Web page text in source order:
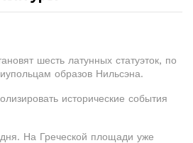
шесть латунных статуэток, по
образов Нильсэна.
исторические события
На Греческой площади уже